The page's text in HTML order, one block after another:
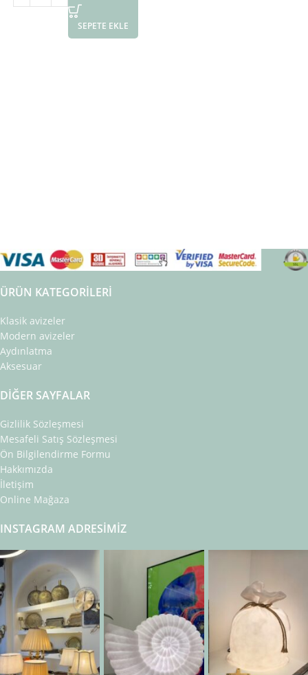
SEPETE EKLE
ÜRÜN KATEGORILERI
Klasik avizeler
Modern avizeler
Aydınlatma
Aksesuar
DIĞER SAYFALAR
Gizlilik Sözleşmesi
Mesafeli Satış Sözleşmesi
Ön Bilgilendirme Formu
Hakkımızda
İletişim
Online Mağaza
INSTAGRAM ADRESIMIZ